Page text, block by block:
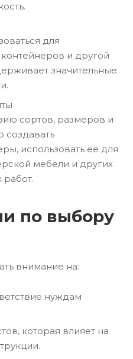
для
и другой
значительные
сортов, размеров и
создавать
использовать её для
мебели и других
работ.
по выбору
внимание на:
нуждам
которая влияет на